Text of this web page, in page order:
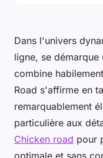
Dans l'univers
ligne, se
combine
Road s'affirme en
remarquablement
particulière aux
Chicken road pour